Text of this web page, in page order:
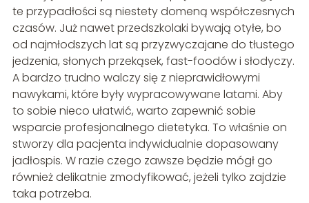
te przypadłości są niestety domeną współczesnych
czasów. Już nawet przedszkolaki bywają otyłe, bo
od najmłodszych lat są przyzwyczajane do tłustego
jedzenia, słonych przekąsek, fast-foodów i słodyczy.
A bardzo trudno walczy się z nieprawidłowymi
nawykami, które były wypracowywane latami. Aby
to sobie nieco ułatwić, warto zapewnić sobie
wsparcie profesjonalnego dietetyka. To właśnie on
stworzy dla pacjenta indywidualnie dopasowany
jadłospis. W razie czego zawsze będzie mógł go
również delikatnie zmodyfikować, jeżeli tylko zajdzie
taka potrzeba.